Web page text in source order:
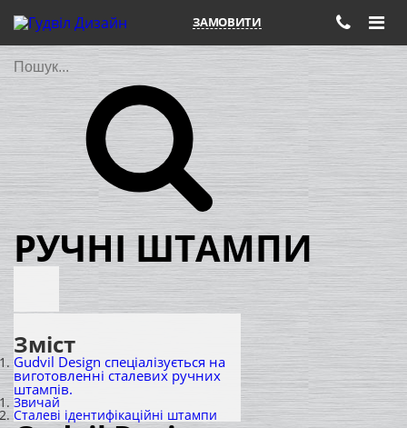
ЗАМОВИТИ
Пошук
РУЧНІ ШТАМПИ
Зміст
Gudvil Design спеціалізується на
виготовленні сталевих ручних
штампів.
Звичай
Сталеві ідентифікаційні штампи